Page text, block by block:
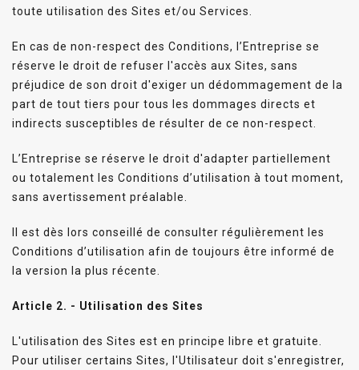
toute utilisation des Sites et/ou Services.
En cas de non-respect des Conditions, l’Entreprise se
réserve le droit de refuser l'accès aux Sites, sans
préjudice de son droit d'exiger un dédommagement de la
part de tout tiers pour tous les dommages directs et
indirects susceptibles de résulter de ce non-respect.
L’Entreprise se réserve le droit d'adapter partiellement
ou totalement les Conditions d’utilisation à tout moment,
sans avertissement préalable.
Il est dès lors conseillé de consulter régulièrement les
Conditions d’utilisation afin de toujours être informé de
la version la plus récente.
Article 2. - Utilisation des Sites
L'utilisation des Sites est en principe libre et gratuite.
Pour utiliser certains Sites, l'Utilisateur doit s'enregistrer,